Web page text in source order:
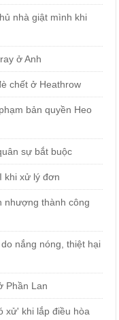
nhà giật mình khi
ở Anh
chết ở Heathrow
bản quyền Heo
sự bắt buộc
khi xử lý đơn
nhượng thành công
nắng nóng, thiệt hại
Phần Lan
xử' khi lắp điều hòa